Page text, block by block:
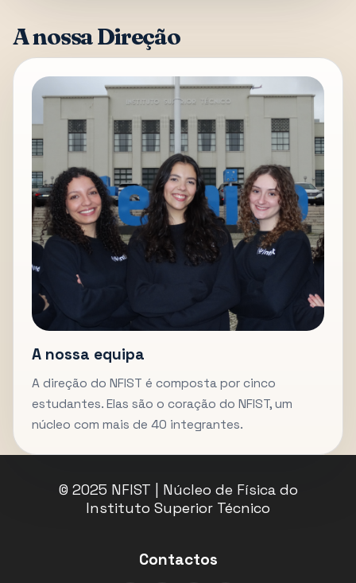
A nossa Direção
A nossa equipa
A direção do NFIST é composta por cinco
estudantes. Elas são o coração do NFIST, um
núcleo com mais de 40 integrantes.
© 2025 NFIST | Núcleo de Física do
Instituto Superior Técnico
Contactos